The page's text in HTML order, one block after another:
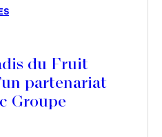
du Fruit
partenariat
Groupe